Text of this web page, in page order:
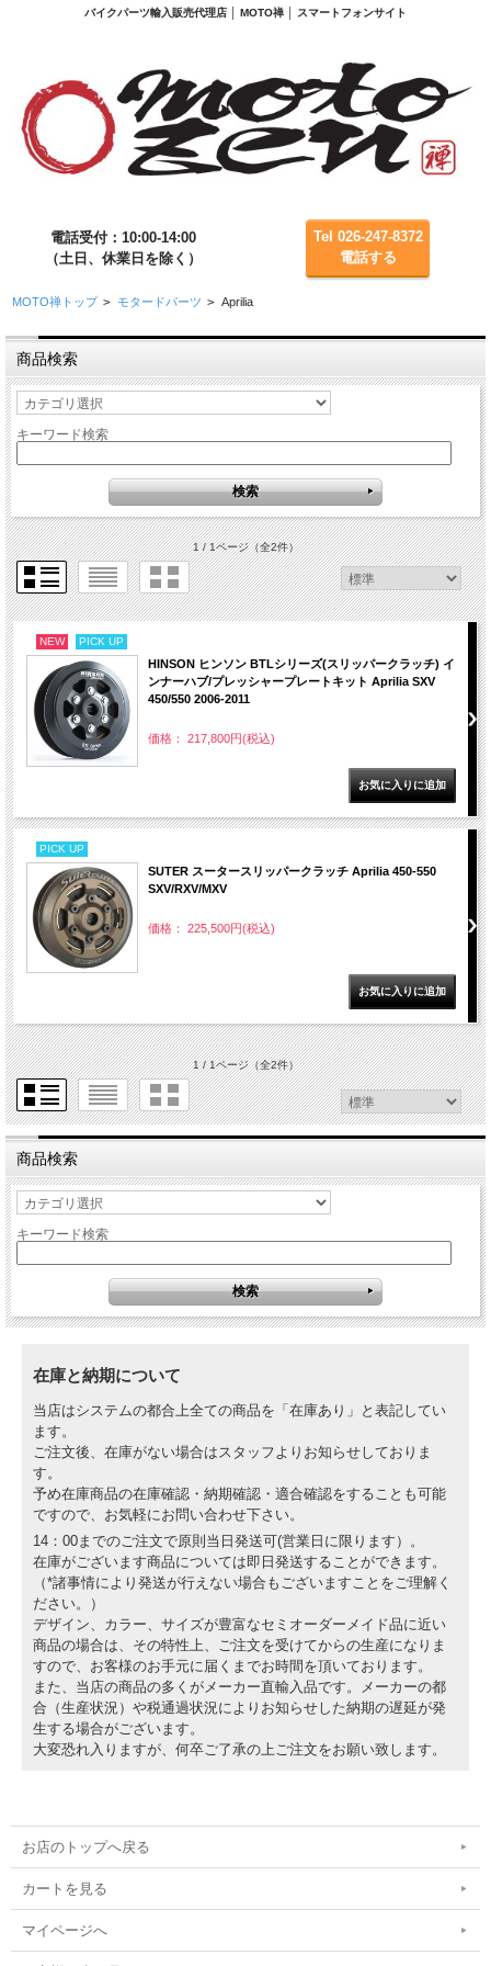
バイクパーツ輸入販売代理店 │ MOTO禅 │ スマートフォンサイト
電話受付：10:00-14:00
（土日、休業日を除く）
Tel 026-247-8372
電話する
MOTO禅トップ > モタードパーツ > Aprilia
商品検索
キーワード検索
1 / 1ページ（全2件）
NEW PICK UP
HINSON ヒンソン BTLシリーズ(スリッパークラッチ) イ
ンナーハブ/プレッシャープレートキット Aprilia SXV
450/550 2006-2011
価格： 217,800円(税込)
PICK UP
SUTER スータースリッパークラッチ Aprilia 450-550
SXV/RXV/MXV
価格： 225,500円(税込)
1 / 1ページ（全2件）
商品検索
キーワード検索
在庫と納期について
当店はシステムの都合上全ての商品を「在庫あり」と表記してい
ます。
ご注文後、在庫がない場合はスタッフよりお知らせしておりま
す。
予め在庫商品の在庫確認・納期確認・適合確認をすることも可能
ですので、お気軽にお問い合わせ下さい。
14：00までのご注文で原則当日発送可(営業日に限ります）。
在庫がございます商品については即日発送することができます。
（*諸事情により発送が行えない場合もございますことをご理解く
ださい。）
デザイン、カラー、サイズが豊富なセミオーダーメイド品に近い
商品の場合は、その特性上、ご注文を受けてからの生産になりま
すので、お客様のお手元に届くまでお時間を頂いております。
また、当店の商品の多くがメーカー直輸入品です。メーカーの都
合（生産状況）や税通過状況によりお知らせした納期の遅延が発
生する場合がございます。
大変恐れ入りますが、何卒ご了承の上ご注文をお願い致します。
お店のトップへ戻る
カートを見る
マイページへ